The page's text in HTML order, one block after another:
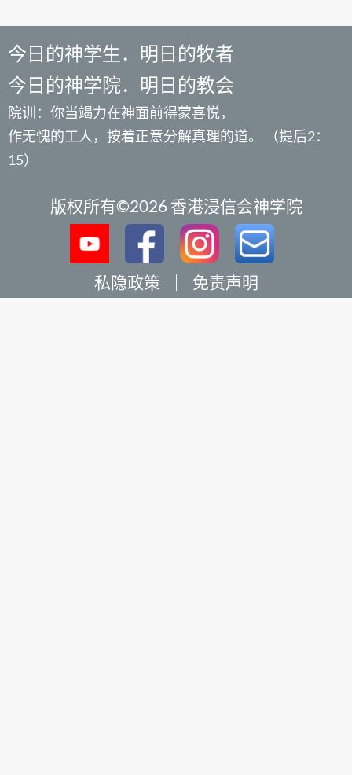
今日的神学生．明日的牧者
今日的神学院．明日的教会
院训：你当竭力在神面前得蒙喜悦，
作无愧的工人，按着正意分解真理的道。 （提后2：
15）
版权所有©2026 香港浸信会神学院
私隐政策 免责声明